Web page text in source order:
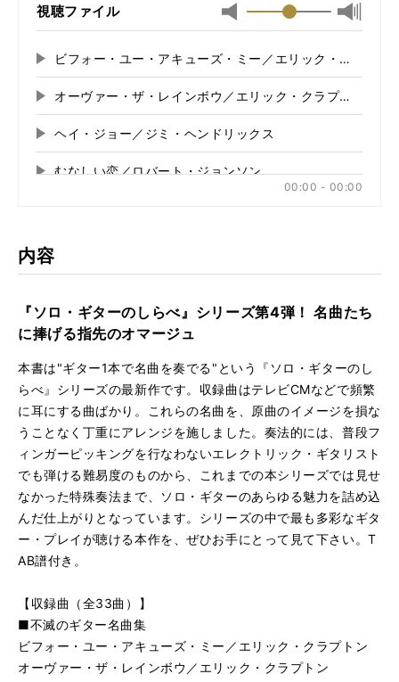
視聴ファイル
最小
音
量
り
え
最大音
量
切
り
替
再
生
す
る
ビフォー・ユー・アキューズ・ミー／エリック・クラプト
再
生
す
る
オーヴァー・ザ・レインボウ／エリック・クラプトン
再
生
す
ヘイ・ジョー／ジミ・ヘンドリックス
再
むなしい恋／ロバート・ジョンソン
す
る
再
生
る
生
す
る
再
生
す
ツイスト・アンド・シャウト／ビートルズ
再
す
る
再
生
す
る
アフリカ／TOTO
再
生
す
る
ミス・ア・シング／エアロ・スミス
再
生
す
スモーク・オン・ザ・ウォーター／ディープ・パープル
再
す
る
明日に架ける橋／サイモン＆ガーファンクル
生
る
スカボロー・フェア／サイモン＆ガーファンクル
生
す
る
再
生
す
きみの友だち／ジェイムス・テイラー
ウーマン／ジョン・レノン
00:00 - 00:00
内容
『ソロ・ギターのしらべ』シリーズ第4弾！ 名曲たち
に捧げる指先のオマージュ
本書は"ギター1本で名曲を奏でる"という『ソロ・ギターのし
らべ』シリーズの最新作です。収録曲はテレビCMなどで頻繁
に耳にする曲ばかり。これらの名曲を、原曲のイメージを損な
うことなく丁重にアレンジを施しました。奏法的には、普段フ
ィンガーピッキングを行なわないエレクトリック・ギタリスト
でも弾ける難易度のものから、これまでの本シリーズでは見せ
なかった特殊奏法まで、ソロ・ギターのあらゆる魅力を詰め込
んだ仕上がりとなっています。シリーズの中で最も多彩なギタ
ー・プレイが聴ける本作を、ぜひお手にとって見て下さい。T
AB譜付き。
【収録曲（全33曲）】
■不滅のギター名曲集
ビフォー・ユー・アキューズ・ミー／エリック・クラプトン
オーヴァー・ザ・レインボウ／エリック・クラプトン